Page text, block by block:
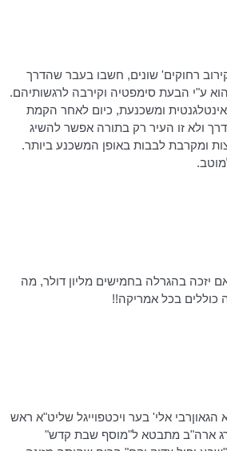
רחוקים' שונים, חשבו בעבר שהדרך
ע"י הבעת סימפטיה וקירבה לרגשותיהם.
אינטלגנטית ומשכנעת, כיום לאחר הקמת
ולא זו העיר רק בתורה אפשר להשיג
ומקרבת לבבות באופן המשכנע ביותר.
יזכה בהגרלה בחמישים מליון דולר, מה
כוללים בכל אמריקה!!
הגאוןרבי אלי' בער ויכטפוייגל שליט"א ראש
ארה"ב מתבטא ל"מוסף שבת קדש"